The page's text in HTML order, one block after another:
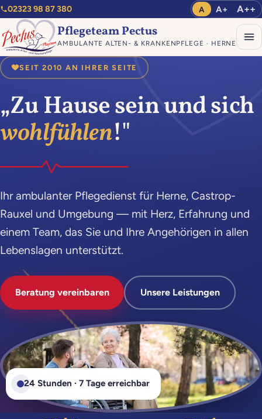
02323 98 87 380 A A+ A++
Pflegeteam Pectus
AMBULANTE ALTEN- & KRANKENPFLEGE · HERNE
SEIT 2010 AN IHRER SEITE
„Zu Hause sein und sich
wohlfühlen!"
Ihr ambulanter Pflegedienst für Herne, Castrop-
Rauxel und Umgebung — mit Herz, Erfahrung und
einem Team, das Sie und Ihre Angehörigen in allen
Lebenslagen unterstützt.
Beratung vereinbaren Unsere Leistungen
24 Stunden · 7 Tage erreichbar